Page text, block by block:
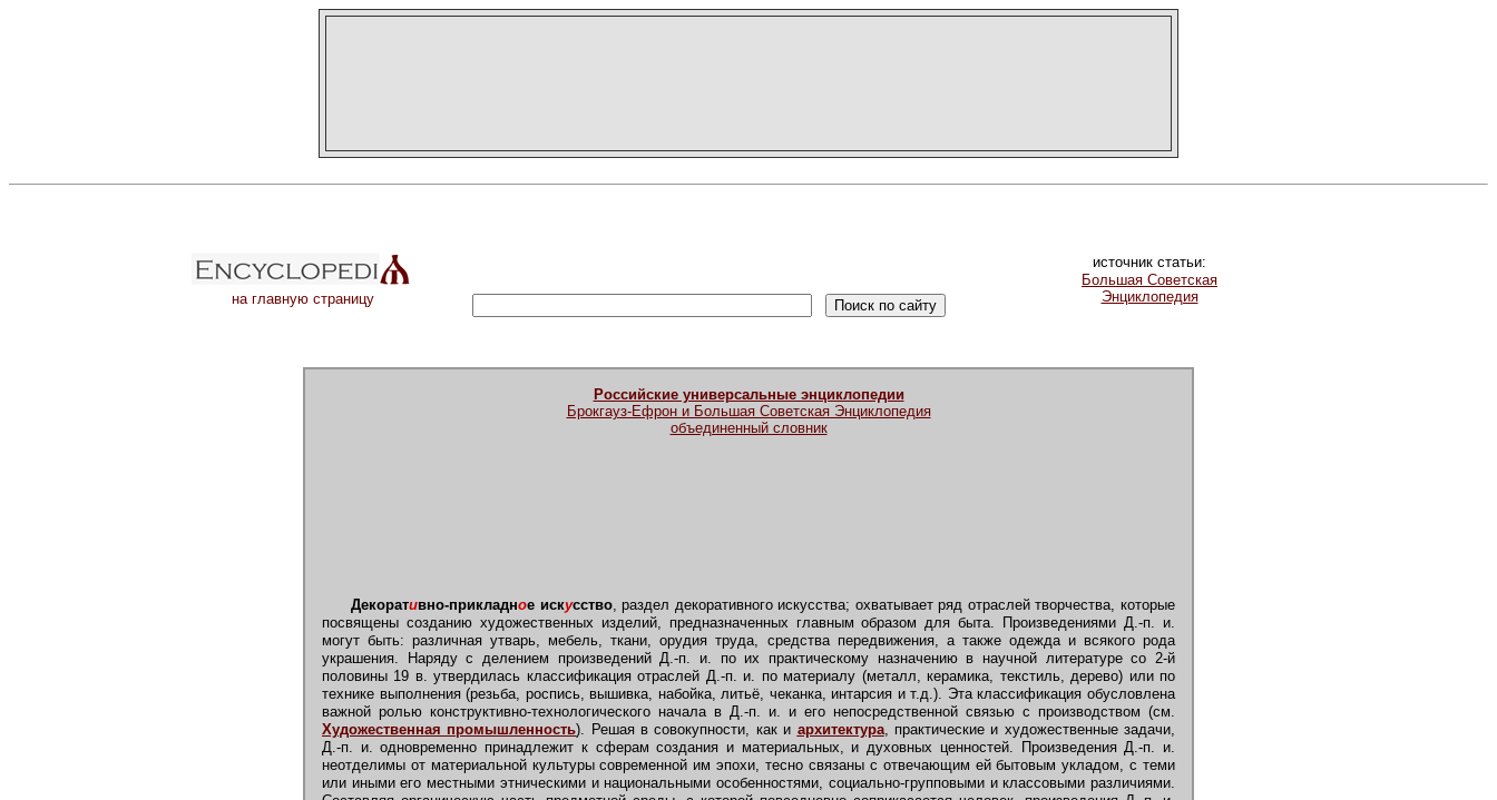
на главную страницу
источник статьи:
Большая Советская
Энциклопедия
Российские универсальные энциклопедии
Брокгауз-Ефрон и Большая Советская Энциклопедия
объединенный словник
Декоративно-прикладное искусство, раздел декоративного искусства; охватывает ряд отраслей творчества, которые
посвящены созданию художественных изделий, предназначенных главным образом для быта. Произведениями Д.-п. и.
могут быть: различная утварь, мебель, ткани, орудия труда, средства передвижения, а также одежда и всякого рода
украшения. Наряду с делением произведений Д.-п. и. по их практическому назначению в научной литературе со 2-й
половины 19 в. утвердилась классификация отраслей Д.-п. и. по материалу (металл, керамика, текстиль, дерево) или по
технике выполнения (резьба, роспись, вышивка, набойка, литьё, чеканка, интарсия и т.д.). Эта классификация обусловлена
важной ролью конструктивно-технологического начала в Д.-п. и. и его непосредственной связью с производством (см.
Художественная промышленность). Решая в совокупности, как и архитектура, практические и художественные задачи,
Д.-п. и. одновременно принадлежит к сферам создания и материальных, и духовных ценностей. Произведения Д.-п. и.
неотделимы от материальной культуры современной им эпохи, тесно связаны с отвечающим ей бытовым укладом, с теми
или иными его местными этническими и национальными особенностями, социально-групповыми и классовыми различиями.